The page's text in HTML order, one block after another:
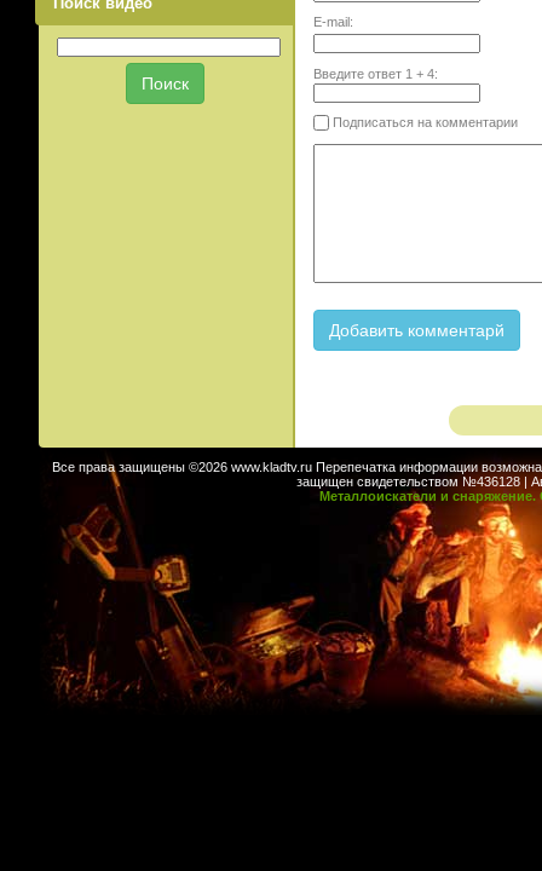
E-mail:
Введите ответ 1 + 4:
Подписаться на комментарии
Все права защищены ©2026 www.kladtv.ru Перепечатка информации возможна
защищен свидетельством №436128 |
Металлоискатели и